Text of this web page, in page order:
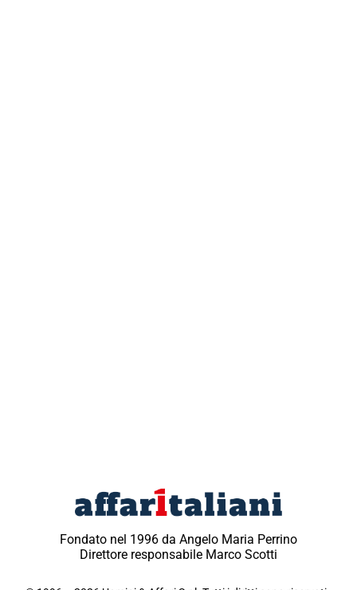
Fondato nel 1996 da Angelo Maria Perrino
Direttore responsabile Marco Scotti